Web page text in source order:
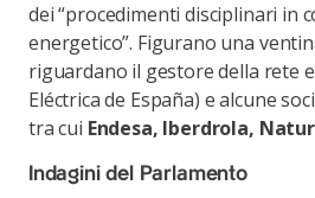
dei “procedimenti disciplinari in
energetico”. Figurano una
riguardano il gestore della rete
Eléctrica de España) e alcune
tra cui Endesa, Iberdrola,
Indagini del Parlamento